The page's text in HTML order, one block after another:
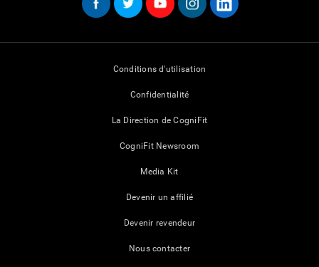
Conditions d'utilisation
Confidentialité
La Direction de CogniFit
CogniFit Newsroom
Media Kit
Devenir un affilié
Devenir revendeur
Nous contacter